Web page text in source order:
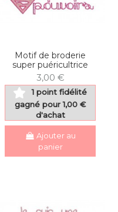
Motif de broderie
super puéricultrice
3,00 €
1 point fidélité
gagné pour 1,00 €
d'achat
Ajouter au
panier